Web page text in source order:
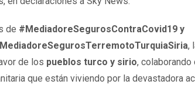
de #MediadoreSegurosContraCovid19 y
,
de los pueblos turco y sirio, colaborando
que están viviendo por la devastadora